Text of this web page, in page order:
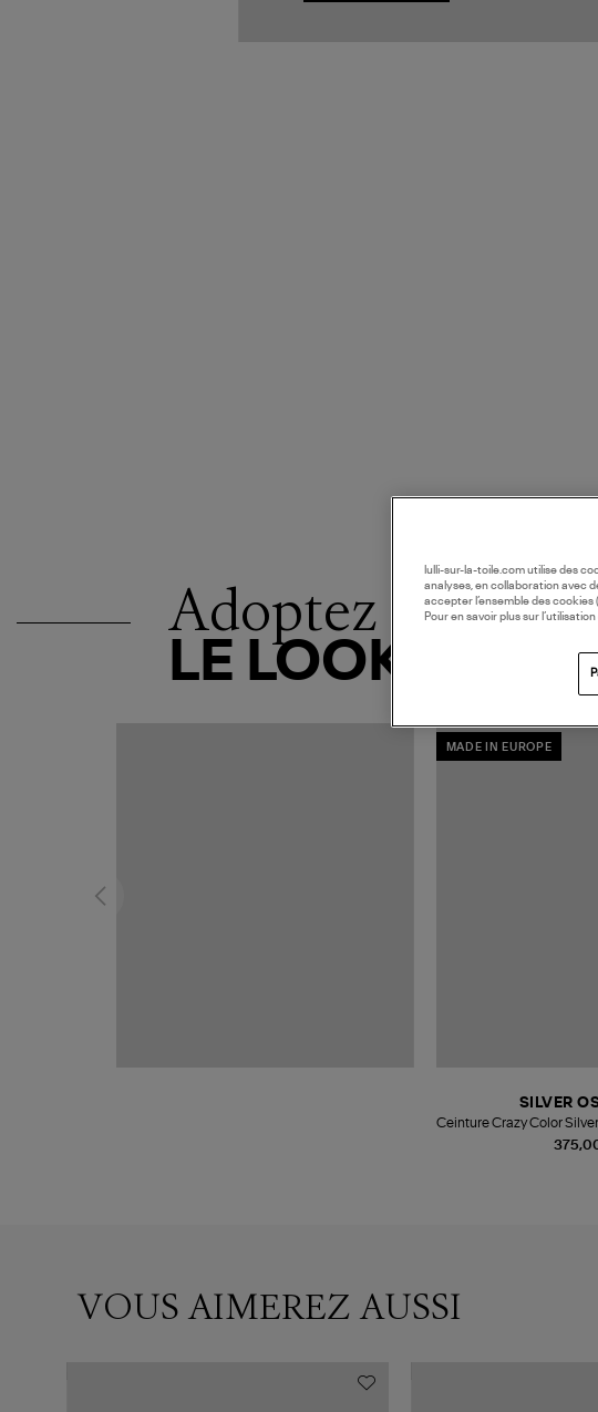
Adoptez
LE LOOK
MADE IN EUROPE
SILVER
Ceinture Crazy Color
VOUS AIMEREZ AUSSI
lulli-sur-la-toile.com utilise des
analyses, en collaboration avec
accepter l’ensemble des
Pour en savoir plus sur